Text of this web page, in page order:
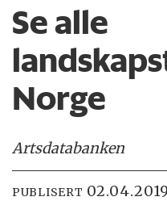
Se alle
Norge
Artsdatabanken
PUBLISERT